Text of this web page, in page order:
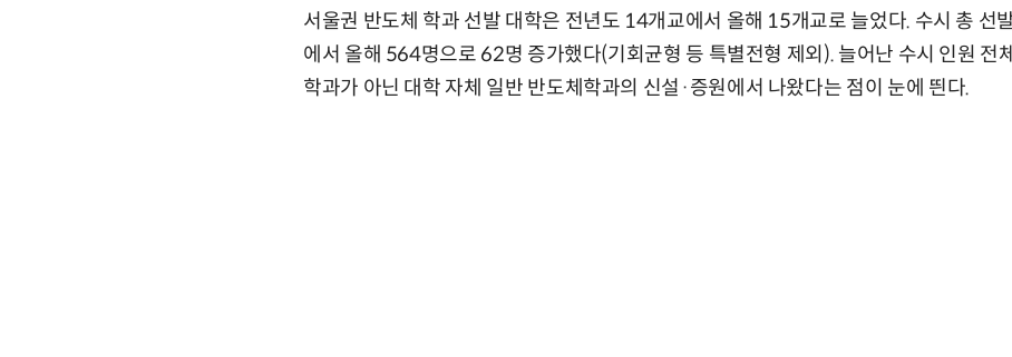
서울권 반도체 학과 선발 대학은 전년도 14개교에서 올해 15개교로 늘었다. 수시 총 선
에서 올해 564명으로 62명 증가했다(기회균형 등 특별전형 제외). 늘어난 수시 인원 전
학과가 아닌 대학 자체 일반 반도체학과의 신설·증원에서 나왔다는 점이 눈에 띈다.